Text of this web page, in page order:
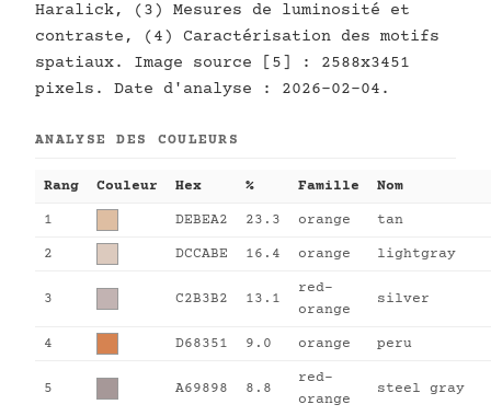
Haralick, (3) Mesures de luminosité et
contraste, (4) Caractérisation des motifs
spatiaux. Image source [5] : 2588x3451
pixels. Date d'analyse : 2026-02-04.
ANALYSE DES COULEURS
Rang Couleur Hex % Famille Nom
1 DEBEA2 23.3 orange tan
2 DCCABE 16.4 orange lightgray
3 C2B3B2 13.1
red-
orange
silver
4 D68351 9.0 orange peru
5 A69898 8.8
red-
orange
steel gray